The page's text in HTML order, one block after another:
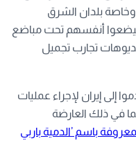
بلدان الشرق
ليضعوا أنفسهم تحت مباضع
تجارب تجميل
إلى إيران لإجراء عمليات
في ذلك العارضة
باسم ’الدمية باربي